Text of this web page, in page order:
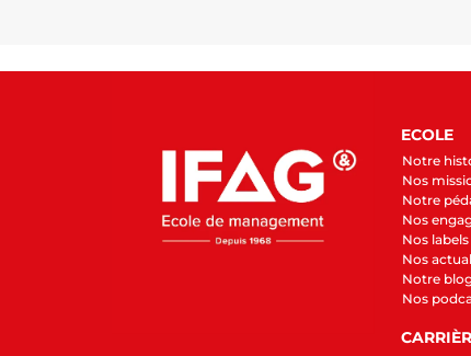
ECOLE
Notre
Nos
Notre
Nos
Nos
Nos
Notre
Nos